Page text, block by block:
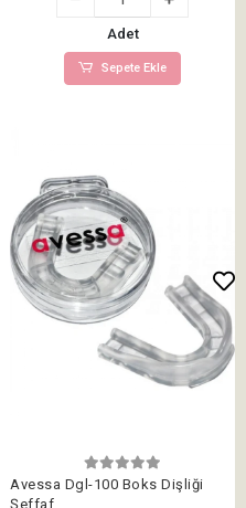
Adet
Sepete Ekle
Avessa Dgl-100 Boks Dişliği
Şeffaf